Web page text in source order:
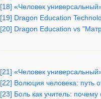
[18] «Человек
[19] Dragon Education
[20] Dragon Education vs
[21] «Человек
[22] Волюция человека: путь
[23] Боль как учитель: